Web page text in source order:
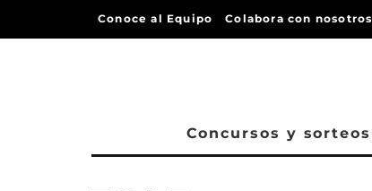
Conoce al Equipo Colabora con nosotros
Concursos y sorteos